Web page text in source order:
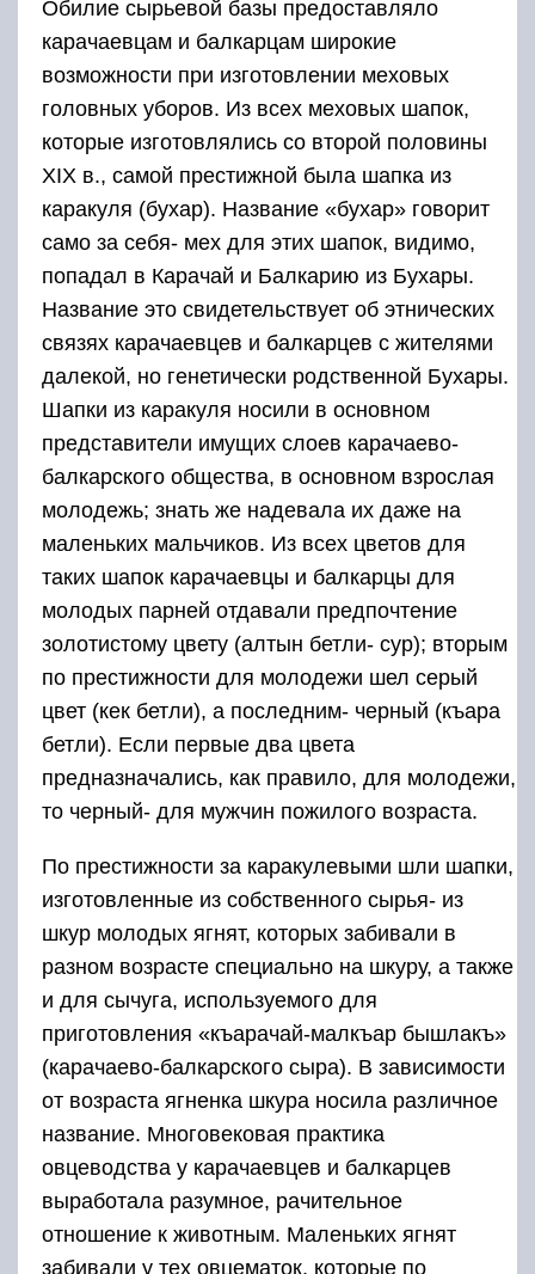
Обилие сырьевой базы предоставляло
карачаевцам и балкарцам широкие
возможности при изготовлении меховых
головных уборов. Из всех меховых шапок,
которые изготовлялись со второй половины
XIX в., самой престижной была шапка из
каракуля (бухар). Название «бухар» говорит
само за себя- мех для этих шапок, видимо,
попадал в Карачай и Балкарию из Бухары.
Название это свидетельствует об этнических
связях карачаевцев и балкарцев с жителями
далекой, но генетически родственной Бухары.
Шапки из каракуля носили в основном
представители имущих слоев карачаево-
балкарского общества, в основном взрослая
молодежь; знать же надевала их даже на
маленьких мальчиков. Из всех цветов для
таких шапок карачаевцы и балкарцы для
молодых парней отдавали предпочтение
золотистому цвету (алтын бетли- сур); вторым
по престижности для молодежи шел серый
цвет (кек бетли), а последним- черный (къара
бетли). Если первые два цвета
предназначались, как правило, для молодежи,
то черный- для мужчин пожилого возраста.
По престижности за каракулевыми шли шапки,
изготовленные из собственного сырья- из
шкур молодых ягнят, которых забивали в
разном возрасте специально на шкуру, а также
и для сычуга, используемого для
приготовления «къарачай-малкъар бышлакъ»
(карачаево-балкарского сыра). В зависимости
от возраста ягненка шкура носила различное
название. Многовековая практика
овцеводства у карачаевцев и балкарцев
выработала разумное, рачительное
отношение к животным. Маленьких ягнят
забивали у тех овцематок, которые по